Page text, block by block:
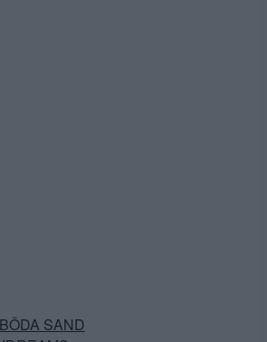
SAND